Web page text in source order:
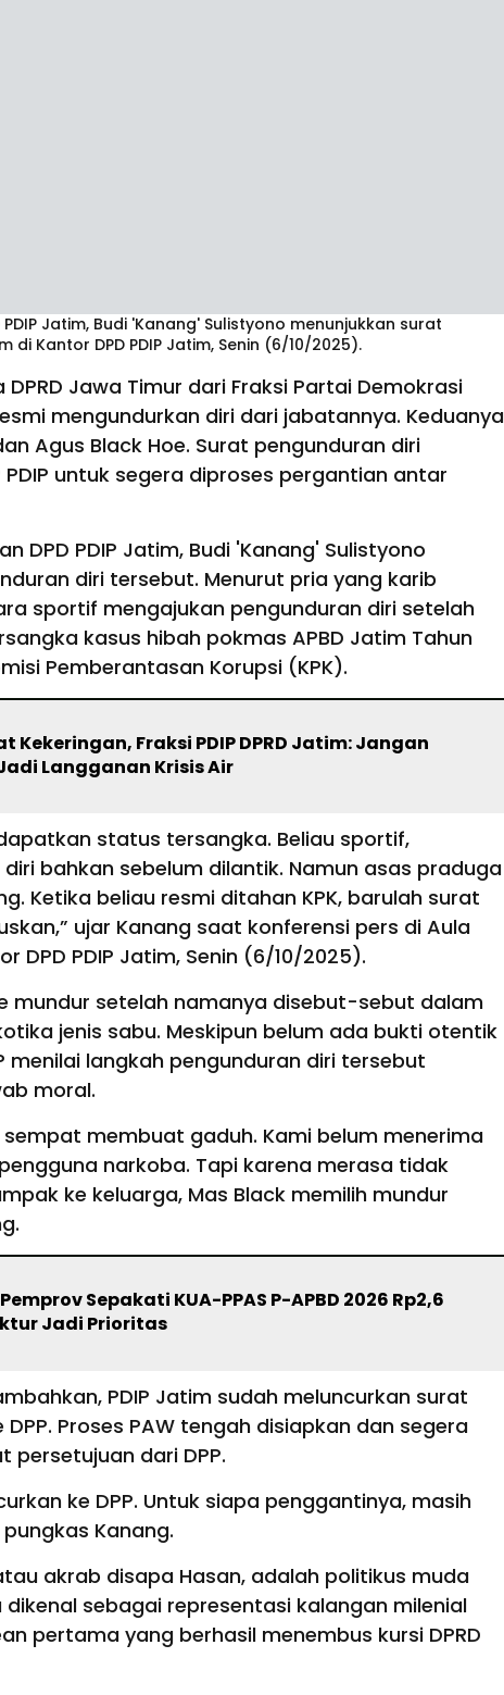
Jatim, Budi 'Kanang' Sulistyono menunjukkan surat
Kantor DPD PDIP Jatim, Senin (6/10/2025).
Jawa Timur dari Fraksi Partai Demokrasi
mengundurkan diri dari jabatannya. Keduanya
Agus Black Hoe. Surat pengunduran diri
untuk segera diproses pergantian antar
DPD PDIP Jatim, Budi 'Kanang' Sulistyono
diri tersebut. Menurut pria yang karib
sportif mengajukan pengunduran diri setelah
kasus hibah pokmas APBD Jatim Tahun
Pemberantasan Korupsi (KPK).
Kekeringan, Fraksi PDIP DPRD Jatim: Jangan
Langganan Krisis Air
status tersangka. Beliau sportif,
bahkan sebelum dilantik. Namun asas praduga
Ketika beliau resmi ditahan KPK, barulah surat
ujar Kanang saat konferensi pers di Aula
DPD PDIP Jatim, Senin (6/10/2025).
mundur setelah namanya disebut-sebut dalam
jenis sabu. Meskipun belum ada bukti otentik
menilai langkah pengunduran diri tersebut
moral.
sempat membuat gaduh. Kami belum menerima
narkoba. Tapi karena merasa tidak
ke keluarga, Mas Black memilih mundur
Sepakati KUA-PPAS P-APBD 2026 Rp2,6
Jadi Prioritas
PDIP Jatim sudah meluncurkan surat
Proses PAW tengah disiapkan dan segera
dari DPP.
ke DPP. Untuk siapa penggantinya, masih
Kanang.
akrab disapa Hasan, adalah politikus muda
dikenal sebagai representasi kalangan milenial
pertama yang berhasil menembus kursi DPRD